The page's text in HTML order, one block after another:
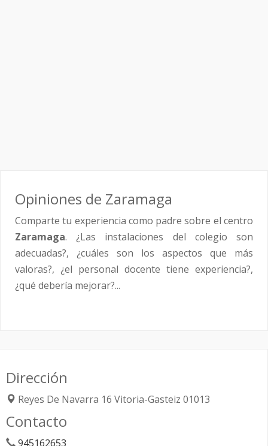
Opiniones de Zaramaga
Comparte tu experiencia como padre sobre el centro
Zaramaga. ¿Las instalaciones del colegio son
adecuadas?, ¿cuáles son los aspectos que más
valoras?, ¿el personal docente tiene experiencia?,
¿qué debería mejorar?...
Dirección
Reyes De Navarra 16 Vitoria-Gasteiz 01013
Contacto
945162653